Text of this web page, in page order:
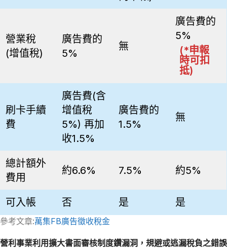
營業稅
(增值稅)
廣告費的
5%
無
廣告費的
5%
(*申報
時可扣
抵)
刷卡手續
費
廣告費(含
增值稅
5%) 再加
收1.5%
廣告費的
1.5%
無
總計額外
費用
約6.6% 7.5% 約5%
可入帳 否 是 是
參考文章:萬集FB廣告徵收稅金
營利事業利用擴大書面審核制度鑽漏洞，規避或逃漏稅負之錯誤